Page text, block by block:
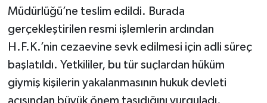
Müdürlüğü’ne teslim edildi. Burada
gerçekleştirilen resmi işlemlerin ardından
H.F.K.’nin cezaevine sevk edilmesi için adli süreç
başlatıldı. Yetkililer, bu tür suçlardan hüküm
giymiş kişilerin yakalanmasının hukuk devleti
açısından büyük önem taşıdığını vurguladı.